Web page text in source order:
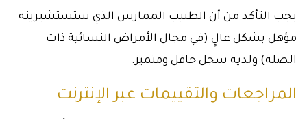
يجب التأكد من أن الطبيب الممارس الذي ستستشيرينه
مؤهل بشكل عالٍ (في مجال الأمراض النسائية ذات
الصلة) ولديه سجل حافل ومتميز.
المراجعات والتقييمات عبر الإنترنت